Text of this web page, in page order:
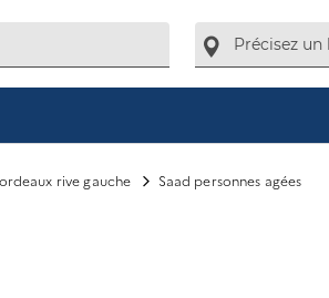
rive gauche Saad personnes agées